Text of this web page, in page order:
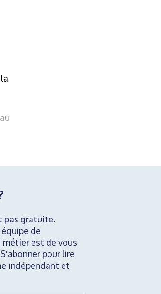
pas gratuite.
de
est de vous
pour lire
indépendant et